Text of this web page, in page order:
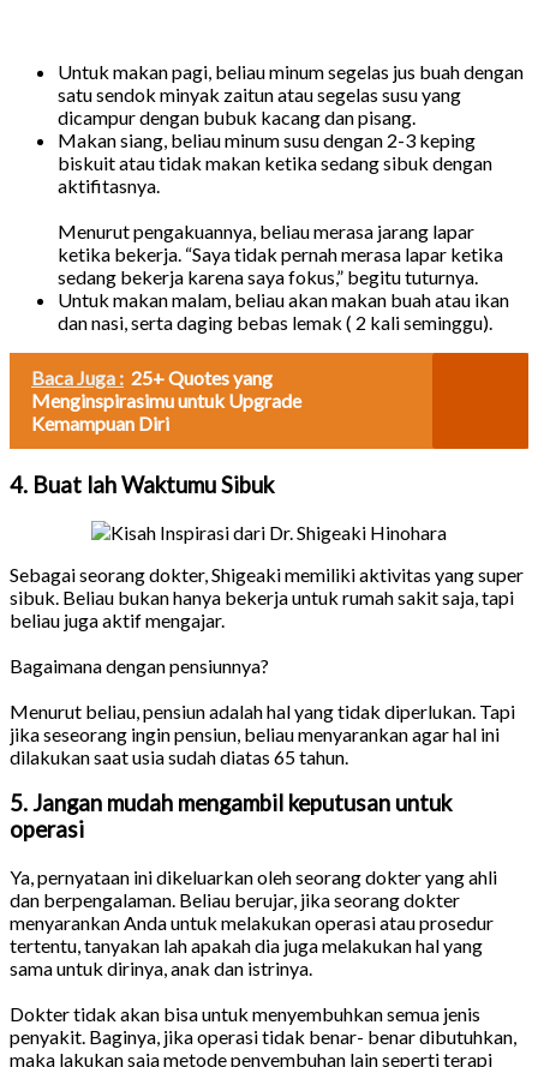
Untuk makan pagi, beliau minum segelas jus buah dengan
satu sendok minyak zaitun atau segelas susu yang
dicampur dengan bubuk kacang dan pisang.
Makan siang, beliau minum susu dengan 2-3 keping
biskuit atau tidak makan ketika sedang sibuk dengan
aktifitasnya.
Menurut pengakuannya, beliau merasa jarang lapar
ketika bekerja. “Saya tidak pernah merasa lapar ketika
sedang bekerja karena saya fokus,” begitu tuturnya.
Untuk makan malam, beliau akan makan buah atau ikan
dan nasi, serta daging bebas lemak ( 2 kali seminggu).
Baca Juga : 25+ Quotes yang
Menginspirasimu untuk Upgrade
Kemampuan Diri
4. Buat lah Waktumu Sibuk
Sebagai seorang dokter, Shigeaki memiliki aktivitas yang super
sibuk. Beliau bukan hanya bekerja untuk rumah sakit saja, tapi
beliau juga aktif mengajar.
Bagaimana dengan pensiunnya?
Menurut beliau, pensiun adalah hal yang tidak diperlukan. Tapi
jika seseorang ingin pensiun, beliau menyarankan agar hal ini
dilakukan saat usia sudah diatas 65 tahun.
5. Jangan mudah mengambil keputusan untuk
operasi
Ya, pernyataan ini dikeluarkan oleh seorang dokter yang ahli
dan berpengalaman. Beliau berujar, jika seorang dokter
menyarankan Anda untuk melakukan operasi atau prosedur
tertentu, tanyakan lah apakah dia juga melakukan hal yang
sama untuk dirinya, anak dan istrinya.
Dokter tidak akan bisa untuk menyembuhkan semua jenis
penyakit. Baginya, jika operasi tidak benar- benar dibutuhkan,
maka lakukan saja metode penyembuhan lain seperti terapi